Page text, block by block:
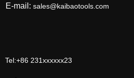
E-mail: sales@kaibaotools.com
Tel:+86 231xxxxxx23